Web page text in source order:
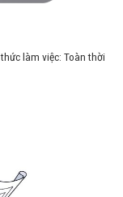
làm việc: Toàn thời